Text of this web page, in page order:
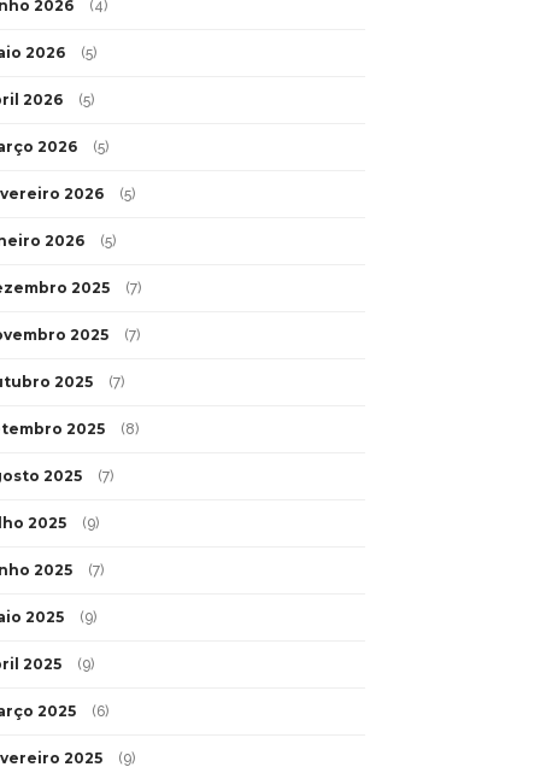
2026 (4)
2026 (5)
2026 (5)
2026 (5)
2026 (5)
2026 (5)
2025 (7)
2025 (7)
2025 (7)
2025 (8)
2025 (7)
2025 (9)
2025 (7)
2025 (9)
2025 (9)
2025 (6)
2025 (9)